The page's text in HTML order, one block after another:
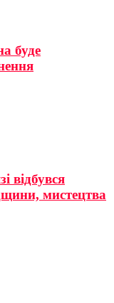
буде
відбувся
мистецтва